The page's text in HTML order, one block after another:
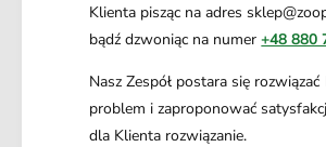
Klienta pisząc na adres
bądź dzwoniąc na numer+48 880
Nasz Zespół postara się rozwiązać
problem i zaproponować
dla Klienta rozwiązanie.